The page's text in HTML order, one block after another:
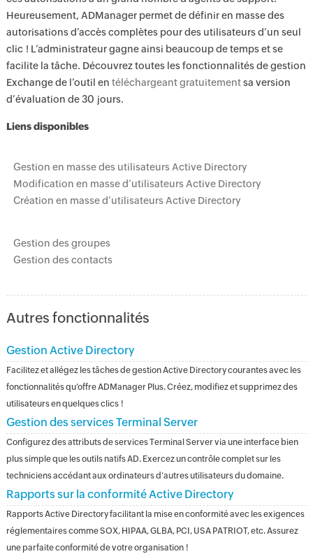
Heureusement, ADManager permet de définir en masse des
autorisations d’accès complètes pour des utilisateurs d’un seul
clic ! L’administrateur gagne ainsi beaucoup de temps et se
facilite la tâche. Découvrez toutes les fonctionnalités de gestion
Exchange de l’outil en téléchargeant gratuitementsa version
d’évaluation de 30 jours.
Liens disponibles
Gestion en masse des utilisateurs Active Directory
Modification en masse d’utilisateurs Active Directory
Création en masse d’utilisateurs Active Directory
Gestion des groupes
Gestion des contacts
Autres fonctionnalités
Gestion Active Directory
Facilitez et allégez les tâches de gestion Active Directory courantes avec les
fonctionnalités qu’offre ADManager Plus. Créez, modifiez et supprimez des
utilisateurs en quelques clics !
Gestion des services Terminal Server
Configurez des attributs de services Terminal Server via une interface bien
plus simple que les outils natifs AD. Exercez un contrôle complet sur les
techniciens accédant aux ordinateurs d’autres utilisateurs du domaine.
Rapports sur la conformité Active Directory
Rapports Active Directory facilitant la mise en conformité avec les exigences
réglementaires comme SOX, HIPAA, GLBA, PCI, USA PATRIOT, etc. Assurez
une parfaite conformité de votre organisation !